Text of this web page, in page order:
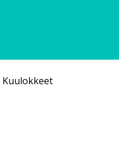
Kuulokkeet